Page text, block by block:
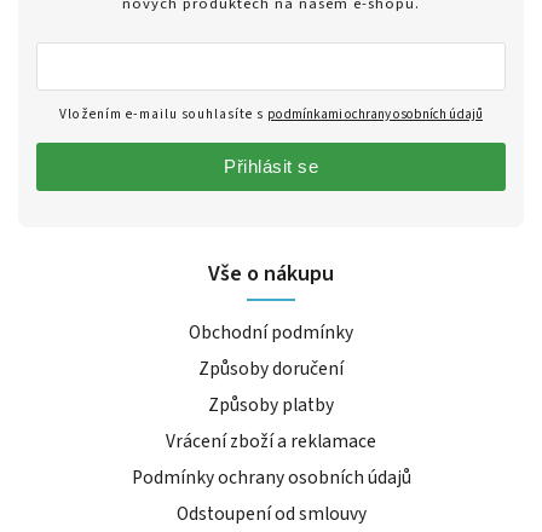
Vše o nákupu
Obchodní podmínky
Způsoby doručení
Způsoby platby
Vrácení zboží a reklamace
Podmínky ochrany osobních údajů
Odstoupení od smlouvy
Vložením e-mailu souhlasíte s podmínkami ochrany osobních údajů
Přihlásit se